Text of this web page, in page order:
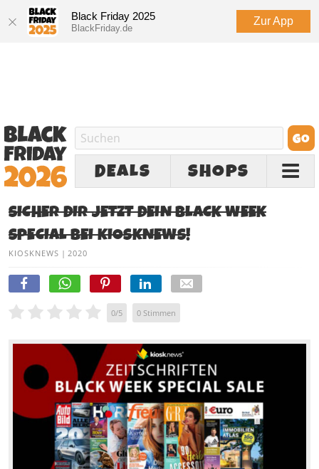
Black Friday 2025
BlackFriday.de
Zur App
DEALS SHOPS
SICHER DIR JETZT DEIN BLACK WEEK
SPECIAL BEI KIOSKNEWS!
KIOSKNEWS | 2020
0/5 0 Stimmen